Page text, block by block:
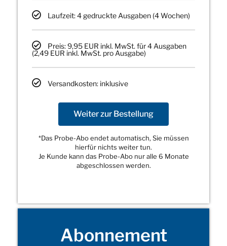
Laufzeit: 4 gedruckte Ausgaben (4 Wochen)
Preis: 9,95 EUR inkl. MwSt. für 4 Ausgaben
(2,49 EUR inkl. MwSt. pro Ausgabe)
Versandkosten: inklusive
Weiter zur Bestellung
*Das Probe-Abo endet automatisch, Sie müssen
hierfür nichts weiter tun.
Je Kunde kann das Probe-Abo nur alle 6 Monate
abgeschlossen werden.
Abonnement